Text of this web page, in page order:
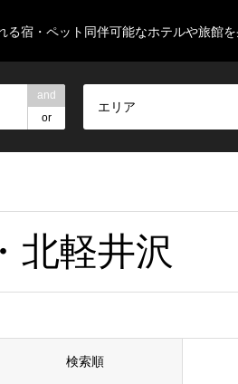
る宿・ペット同伴可能なホテルや旅館
and
or
エリア
北軽井沢
検索順